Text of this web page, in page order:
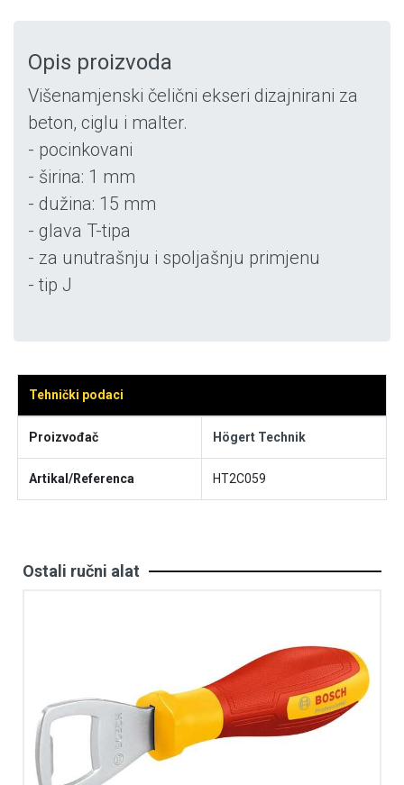
Opis proizvoda
Višenamjenski čelični ekseri dizajnirani za
beton, ciglu i malter.
- pocinkovani
- širina: 1 mm
- dužina: 15 mm
- glava T-tipa
- za unutrašnju i spoljašnju primjenu
- tip J
Tehnički podaci
Proizvođač Högert Technik
Artikal/Referenca HT2C059
Ostali ručni alat